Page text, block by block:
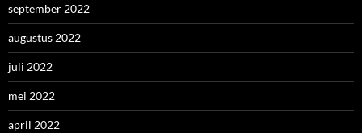
september 2022
augustus 2022
juli 2022
mei 2022
april 2022